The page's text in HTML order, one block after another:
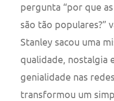
pergunta “por que
são tão populares?”
Stanley sacou uma
qualidade, nostalgia
genialidade nas
transformou um